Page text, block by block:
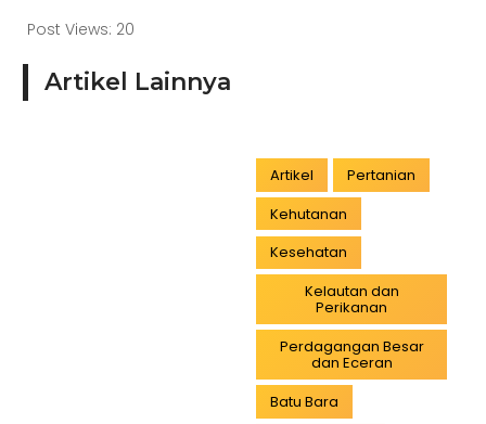
Post Views: 20
Artikel Lainnya
Artikel
Pertanian
Kehutanan
Kesehatan
Kelautan dan
Perikanan
Perdagangan Besar
dan Eceran
Batu Bara